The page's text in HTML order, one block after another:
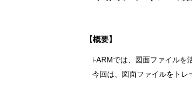
【概要】
i-ARMでは、図面ファイルを
今回は、図面ファイルをトレ